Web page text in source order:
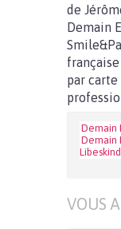
de
Demain
par
Demain
Demain
Libeskind
VOUS